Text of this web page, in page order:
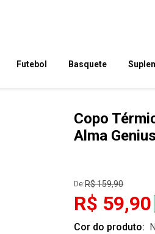
Futebol Basquete
Copo
Alma Genius
De:R$ 159,90
R$ 59,90
Cor do produto: